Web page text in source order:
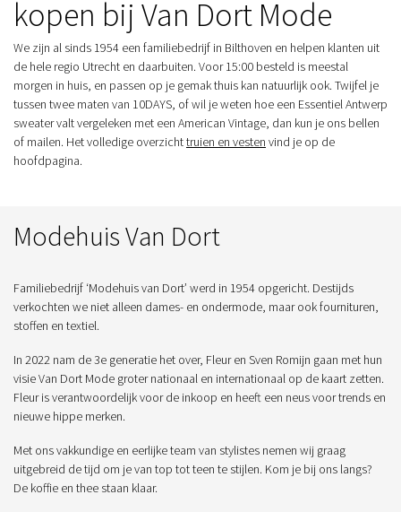
kopen bij Van Dort Mode
We zijn al sinds 1954 een familiebedrijf in Bilthoven en helpen klanten uit
de hele regio Utrecht en daarbuiten. Voor 15:00 besteld is meestal
morgen in huis, en passen op je gemak thuis kan natuurlijk ook. Twijfel je
tussen twee maten van 10DAYS, of wil je weten hoe een Essentiel Antwerp
sweater valt vergeleken met een American Vintage, dan kun je ons bellen
of mailen. Het volledige overzichttruien en vesten vind je op de
hoofdpagina.
Modehuis Van Dort
Familiebedrijf ‘Modehuis van Dort’ werd in 1954 opgericht. Destijds
verkochten we niet alleen dames- en ondermode, maar ook fournituren,
stoffen en textiel.
In 2022 nam de 3e generatie het over, Fleur en Sven Romijn gaan met hun
visie Van Dort Mode groter nationaal en internationaal op de kaart zetten.
Fleur is verantwoordelijk voor de inkoop en heeft een neus voor trends en
nieuwe hippe merken.
Met ons vakkundige en eerlijke team van stylistes nemen wij graag
uitgebreid de tijd om je van top tot teen te stijlen. Kom je bij ons langs?
De koffie en thee staan klaar.